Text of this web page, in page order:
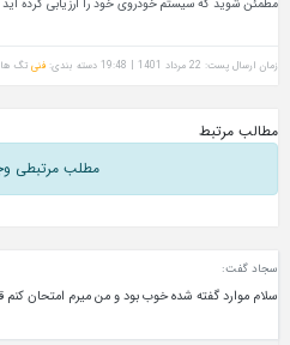
زمان ارسال پست: 22 مرداد 1401 | 19:48 دسته بندی: فنی تگ ها:
مطالب مرتبط
مطلب مرتبطی
سجاد گفت:
سلام موارد گفته شده خوب بود و من میرم امتحان کنم